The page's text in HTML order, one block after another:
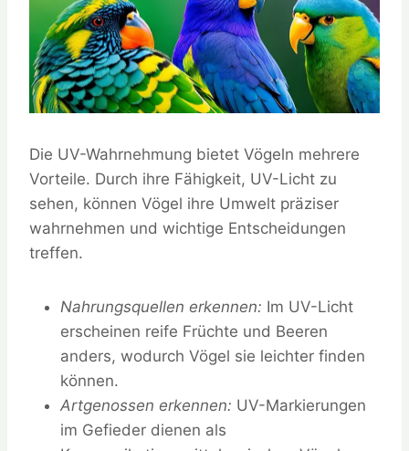
Die UV-Wahrnehmung bietet Vögeln mehrere
Vorteile. Durch ihre Fähigkeit, UV-Licht zu
sehen, können Vögel ihre Umwelt präziser
wahrnehmen und wichtige Entscheidungen
treffen.
Nahrungsquellen erkennen: Im UV-Licht
erscheinen reife Früchte und Beeren
anders, wodurch Vögel sie leichter finden
können.
Artgenossen erkennen: UV-Markierungen
im Gefieder dienen als